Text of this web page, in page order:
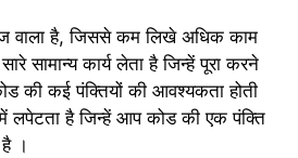
वाला है, जिससे कम लिखे अधिक काम
सामान्य कार्य लेता है जिन्हें पूरा करने
की कई पंक्तियों की आवश्यकता होती
लपेटता है जिन्हें आप कोड की एक पंक्ति
।